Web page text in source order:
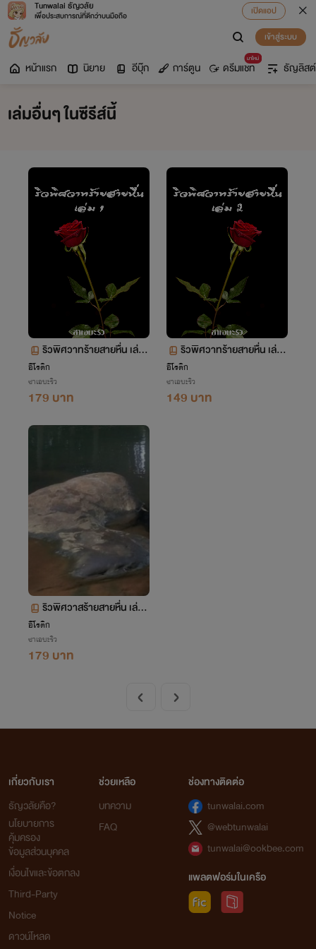
Tunwalai ธัญวลัย
เพื่อประสบการณ์ที่ดีกว่าบนมือถือ
เปิดแอป
เข้าสู่ระบบ
หน้าแรก นิยาย อีบุ๊ก การ์ตูน
มาใหม่
ดรีมแชท ธัญลิสต์
เล่มอื่นๆ ในซีรีส์นี้
ริวพิศวาทร้ายสายหื่น เล่ม
1
อีโรติก
ซาเอบะริว
179 บาท
ริวพิศวาทร้ายสายหื่น เล่ม
2
อีโรติก
ซาเอบะริว
149 บาท
ริวพิศวาสร้ายสายหื่น เล่ม
3 ตอนที่ 205-308
อีโรติก
ซาเอบะริว
179 บาท
เกี่ยวกับเรา
ธัญวลัยคือ?
นโยบายการ
คุ้มครอง
ข้อมูลส่วนบุคคล
เงื่อนไขและข้อตกลง
Third-Party
Notice
ดาวน์โหลด
ช่วยเหลือ
บทความ
FAQ
ช่องทางติดต่อ
tunwalai.com
@webtunwalai
tunwalai@ookbee.com
แพลตฟอร์มในเครือ